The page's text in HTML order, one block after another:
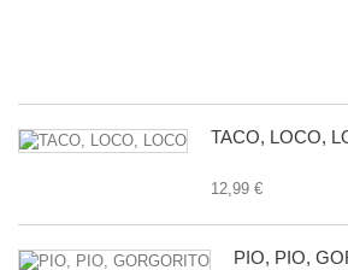
TACO, LOCO,
12,99 €
PIO, PIO,